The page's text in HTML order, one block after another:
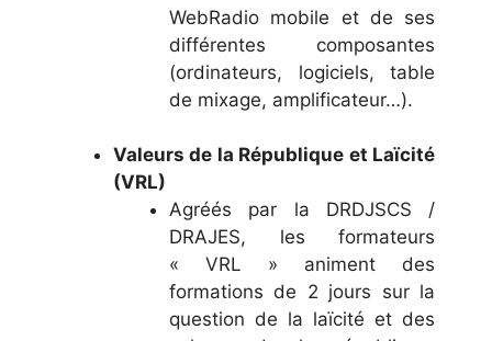
WebRadio mobile et de ses
différentes composantes
(ordinateurs, logiciels, table
de mixage, amplificateur…).
Valeurs de la République et Laïcité
(VRL)
Agréés par la DRDJSCS /
DRAJES, les formateurs
« VRL » animent des
formations de 2 jours sur la
question de la laïcité et des